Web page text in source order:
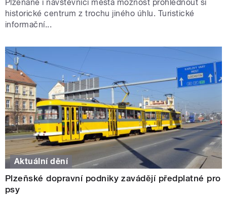
Plzeňané i návštěvníci města možnost prohlédnout si
historické centrum z trochu jiného úhlu. Turistické
informační...
Aktuální dění
Plzeňské dopravní podniky zavádějí předplatné pro
psy